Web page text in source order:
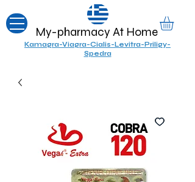
My-pharmacy At Home
Kamagra-Viagra-Cialis-Levitra-Priligy-
Spedra